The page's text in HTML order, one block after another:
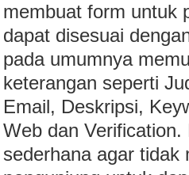
membuat form untuk
dapat disesuai
pada umumnya
keterangan seperti
Email, Deskripsi,
Web dan
sederhana agar tidak